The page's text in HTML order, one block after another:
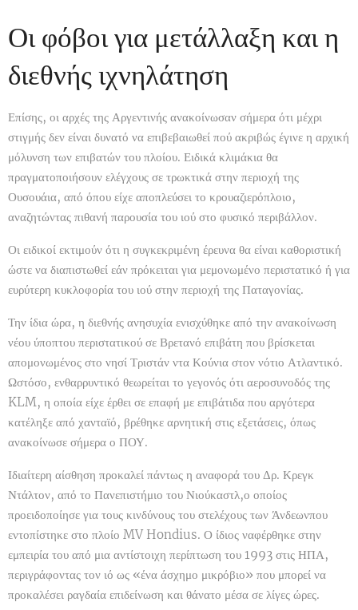
Οι φόβοι για μετάλλαξη και η
διεθνής ιχνηλάτηση
Επίσης, οι αρχές της Αργεντινής ανακοίνωσαν σήμερα ότι μέχρι
στιγμής δεν είναι δυνατό να επιβεβαιωθεί πού ακριβώς έγινε η αρχική
μόλυνση των επιβατών του πλοίου. Ειδικά κλιμάκια θα
πραγματοποιήσουν ελέγχους σε τρωκτικά στην περιοχή της
Ουσουάια, από όπου είχε αποπλεύσει το κρουαζιερόπλοιο,
αναζητώντας πιθανή παρουσία του ιού στο φυσικό περιβάλλον.
Οι ειδικοί εκτιμούν ότι η συγκεκριμένη έρευνα θα είναι καθοριστική
ώστε να διαπιστωθεί εάν πρόκειται για μεμονωμένο περιστατικό ή για
ευρύτερη κυκλοφορία του ιού στην περιοχή της Παταγονίας.
Την ίδια ώρα, η διεθνής ανησυχία ενισχύθηκε από την ανακοίνωση
νέου ύποπτου περιστατικού σε Βρετανό επιβάτη που βρίσκεται
απομονωμένος στο νησί Τριστάν ντα Κούνια στον νότιο Ατλαντικό.
Ωστόσο, ενθαρρυντικό θεωρείται το γεγονός ότι αεροσυνοδός της
KLM, η οποία είχε έρθει σε επαφή με επιβάτιδα που αργότερα
κατέληξε από χανταϊό, βρέθηκε αρνητική στις εξετάσεις, όπως
ανακοίνωσε σήμερα ο ΠΟΥ.
Ιδιαίτερη αίσθηση προκαλεί πάντως η αναφορά του Δρ. Κρεγκ
Ντάλτον, από το Πανεπιστήμιο του Νιούκαστλ,ο οποίος
προειδοποίησε για τους κινδύνους του στελέχους των Άνδεωνπου
εντοπίστηκε στο πλοίο MV Hondius. Ο ίδιος ναφέρθηκε στην
εμπειρία του από μια αντίστοιχη περίπτωση του 1993 στις ΗΠΑ,
περιγράφοντας τον ιό ως «ένα άσχημο μικρόβιο» που μπορεί να
προκαλέσει ραγδαία επιδείνωση και θάνατο μέσα σε λίγες ώρες.